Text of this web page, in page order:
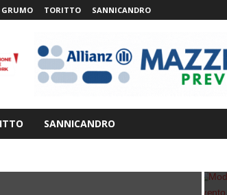
GRUMO TORITTO SANNICANDRO
SANNICANDRO